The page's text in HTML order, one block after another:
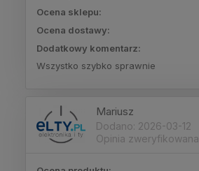
Ocena sklepu:
Ocena dostawy:
Dodatkowy komentarz:
Wszystko szybko sprawnie
Mariusz
Dodano: 2026-03-12
Opinia zweryfikowana